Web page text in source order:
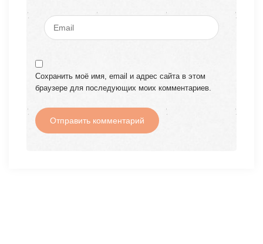
Сохранить моё имя, email и адрес сайта в этом
браузере для последующих моих комментариев.